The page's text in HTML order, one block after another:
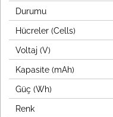
Durumu
Hücreler (Cells)
Voltaj (V)
Kapasite (mAh)
Güç (Wh)
Renk